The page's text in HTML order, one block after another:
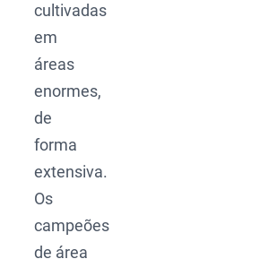
cultivadas
em
áreas
enormes,
de
forma
extensiva.
Os
campeões
de área